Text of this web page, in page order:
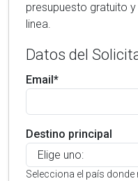
presupuesto gratuito
linea.
Datos del
Email*
Destino principal
Selecciona el país